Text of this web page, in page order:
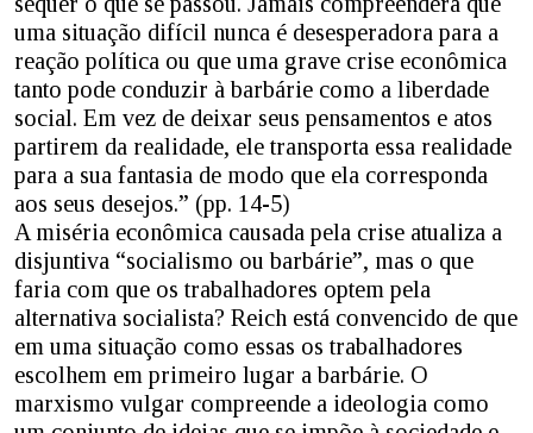
uma situação difícil nunca é desesperadora para a
reação política ou que uma grave crise econômica
tanto pode conduzir à barbárie como a liberdade
social. Em vez de deixar seus pensamentos e atos
partirem da realidade, ele transporta essa realidade
para a sua fantasia de modo que ela corresponda
aos seus desejos.” (pp. 14-5)
A miséria econômica causada pela crise atualiza a
disjuntiva “socialismo ou barbárie”, mas o que
faria com que os trabalhadores optem pela
alternativa socialista? Reich está convencido de que
em uma situação como essas os trabalhadores
escolhem em primeiro lugar a barbárie. O
marxismo vulgar compreende a ideologia como